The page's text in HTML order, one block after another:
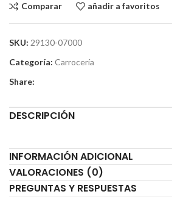
Comparar añadir a favoritos
SKU: 29130-07000
Categoría: Carrocería
Share:
DESCRIPCIÓN
INFORMACIÓN ADICIONAL
VALORACIONES (0)
PREGUNTAS Y RESPUESTAS